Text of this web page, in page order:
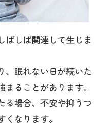
ばしば関連して生じま
、眠れない日が続いた
ることがあります。
る場合、不安や抑うつ
なります。